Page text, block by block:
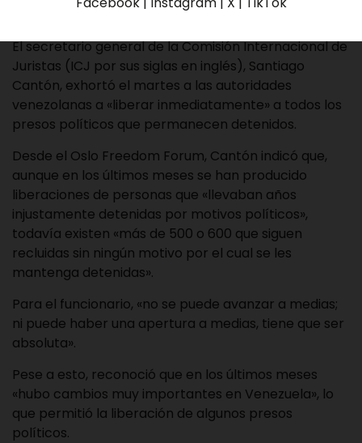
El secretario general de la Comisión Internacional de
Juristas (ICJ por sus siglas en inglés), Santiago
Cantón, exhortó el martes a las autoridades
venezolanas a «liberar inmediatamente» a todos los
presos políticos que permanecen detenidos.
Desde el Oslo Freedom Forum, Cantón indicó que,
aunque en los últimos meses se han producido
liberaciones de personas que «llevaban años
injustamente detenidas por motivos políticos»,
todavía existen «más de 500 o 600 que siguen
recluidas sin ningún motivo por el cual se les
mantenga detenidas».
Para el funcionario, «no se puede avanzar a medias;
ni puede haber una apertura a medias, tiene que ser
absoluta».
Pese a esto, reconoció que en los últimos meses
«hubo cambios muy importantes en Venezuela», lo
que permitió la liberación de algunos presos
políticos.